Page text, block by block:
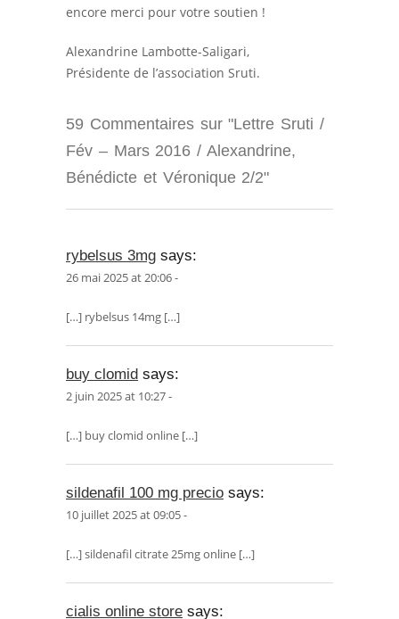
encore merci pour votre soutien !
Alexandrine Lambotte-Saligari,
Présidente de l’association Sruti.
59 Commentaires sur "Lettre Sruti /
Fév – Mars 2016 / Alexandrine,
Bénédicte et Véronique 2/2"
rybelsus 3mg says:
26 mai 2025 at 20:06 -
[…] rybelsus 14mg […]
buy clomid says:
2 juin 2025 at 10:27 -
[…] buy clomid online […]
sildenafil 100 mg precio says:
10 juillet 2025 at 09:05 -
[…] sildenafil citrate 25mg online […]
cialis online store says: